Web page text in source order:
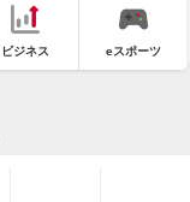
ビジネス eスポーツ